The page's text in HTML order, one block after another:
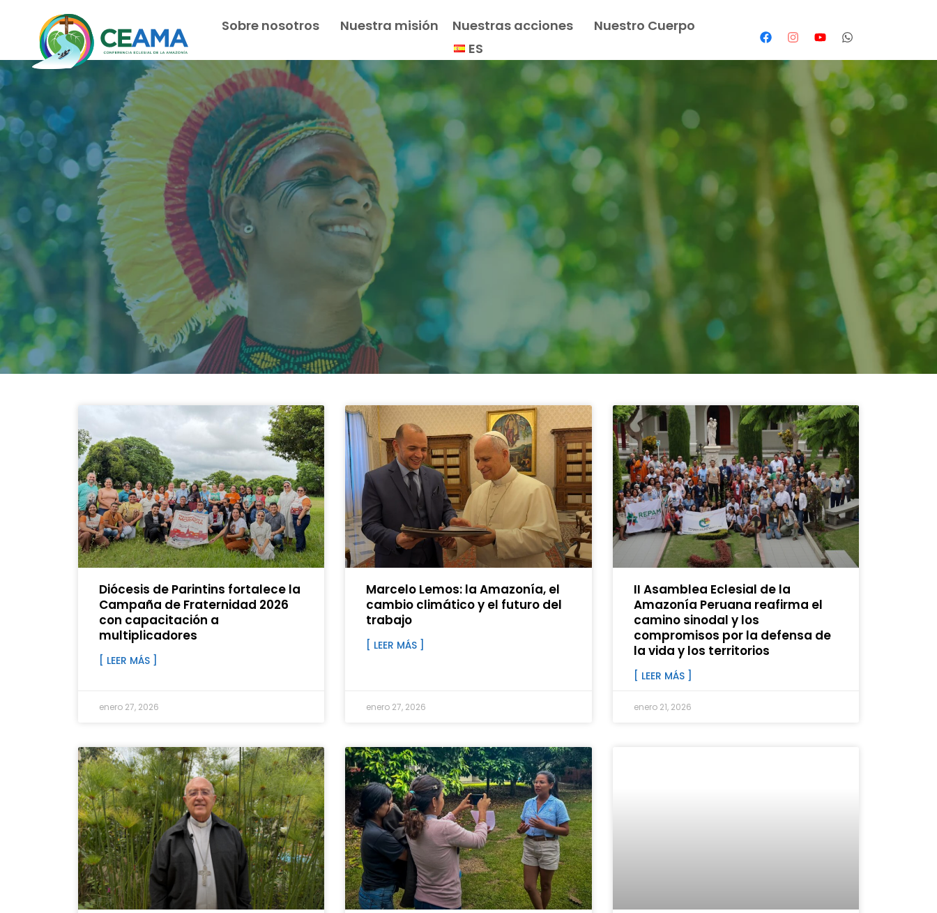
Sobre nosotros Nuestra misión Nuestras acciones
Nuestro Cuerpo
ES
Diócesis de Parintins fortalece la
Campaña de Fraternidad 2026
con capacitación a
multiplicadores
[ LEER MÁS ]
enero 27, 2026
Marcelo Lemos: la Amazonía, el
cambio climático y el futuro del
trabajo
[ LEER MÁS ]
enero 27, 2026
II Asamblea Eclesial de la
Amazonía Peruana reafirma el
camino sinodal y los
compromisos por la defensa de
la vida y los territorios
[ LEER MÁS ]
enero 21, 2026